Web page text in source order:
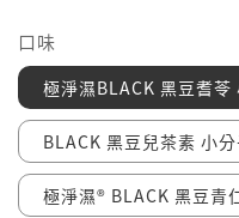
口味
極淨濕BLACK 黑豆耆苓
BLACK 黑豆兒茶素 小
極淨濕® BLACK 黑豆青